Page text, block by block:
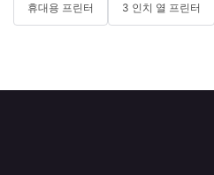
휴대용 프린터 3 인치 열 프린터